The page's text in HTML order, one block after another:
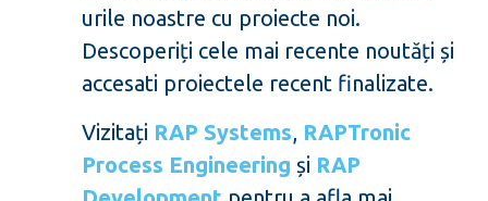
urile noastre cu proiecte noi.
Descoperiți cele mai recente noutăți și
accesati proiectele recent finalizate.
Vizitați RAP Systems RAPTronic
Process Engineering și RAP